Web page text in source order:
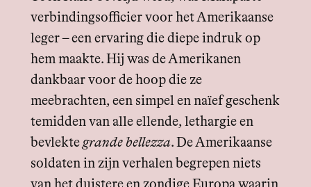
verbindingsofficier voor het Amerikaanse
leger – een ervaring die diepe indruk op
hem maakte. Hij was de Amerikanen
dankbaar voor de hoop die ze
meebrachten, een simpel en naïef geschenk
temidden van alle ellende, lethargie en
bevlekte grande bellezza. De Amerikaanse
soldaten in zijn verhalen begrepen niets